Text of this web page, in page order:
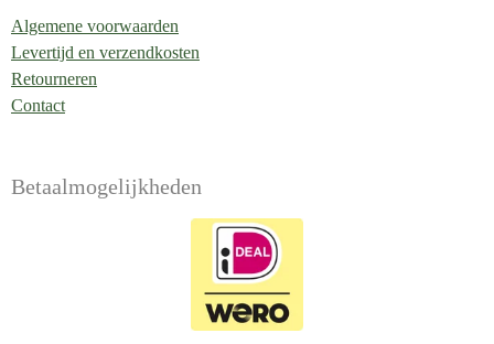
Algemene voorwaarden
Levertijd en verzendkosten
Retourneren
Contact
Betaalmogelijkheden